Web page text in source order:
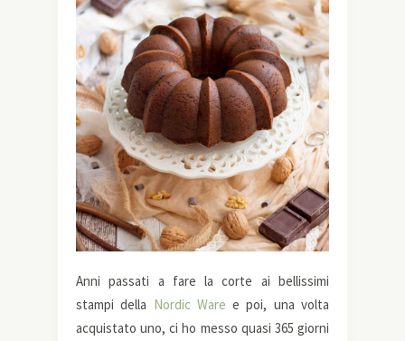
Anni passati a fare la corte ai bellissimi
stampi della Nordic Ware e poi, una volta
acquistato uno, ci ho messo quasi 365 giorni